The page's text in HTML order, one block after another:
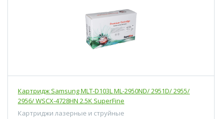
Картридж Samsung MLT-D103L ML-2950ND/ 2951D/ 2955/
2956/ WSCX-4728HN 2.5K SuperFine
Картриджи лазерные и струйные